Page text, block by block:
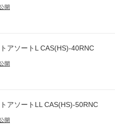
開
アソートL CAS(HS)-40RNC
開
アソートLL CAS(HS)-50RNC
開